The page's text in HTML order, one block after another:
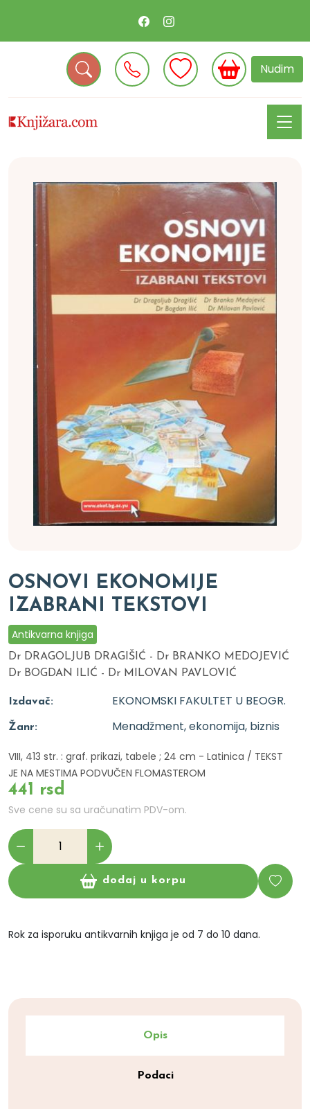
Nudim
OSNOVI EKONOMIJE
IZABRANI TEKSTOVI
Antikvarna knjiga
Dr DRAGOLJUB DRAGIŠIĆ - Dr BRANKO MEDOJEVIĆ
Dr BOGDAN ILIĆ - Dr MILOVAN PAVLOVIĆ
Izdavač: EKONOMSKI FAKULTET U BEOGR.
Žanr: Menadžment, ekonomija, biznis
VIII, 413 str. : graf. prikazi, tabele ; 24 cm - Latinica / TEKST
JE NA MESTIMA PODVUČEN FLOMASTEROM
441 rsd
Sve cene su sa uračunatim PDV-om.
dodaj u korpu
Rok za isporuku antikvarnih knjiga je od 7 do 10 dana.
Opis
Podaci